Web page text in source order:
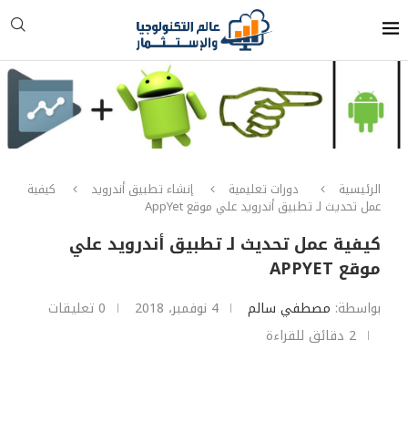
الرئيسية دورات تعليمية إنشاء تطبيق أندرويد كيفية
عمل تحديث لـ تطبيق أندرويد علي موقع AppYet
كيفية عمل تحديث لـ تطبيق أندرويد علي
موقع APPYET
بواسطة: مصطفي سالم 4 نوفمبر، 2018
0 تعليقات
2 دقائق للقراءة